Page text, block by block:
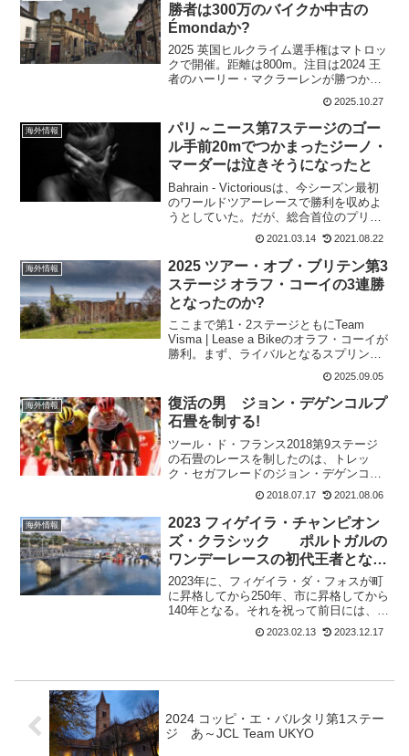
勝者は300万のバイクか中古の
Émondaか?
2025 英国ヒルクライム選手権はマトロッ
クで開催。距離は800m。注目は2024 王
者のハーリー・マクラーレンが勝つか、
タデイ・ポガチャルをイベントで破った
アンドリュー・フレーザーが勝つか注目
だった。2025 英国ヒルクライム選手
権 ...
2025.10.27
海外情報
パリ～ニース第7ステージのゴー
ル手前20mでつかまったジーノ・
マーダーは泣きそうになったと
Bahrain - Victoriousは、今シーズン最初
のワールドツアーレースで勝利を収めよ
うとしていた。だが、総合首位のプリモ
シュ・ログリッチが自らそれを阻止し
た。ジーノ・マーダーは、フィニッシュ
から20mの地点でワールドツアー初勝利
を...
2021.03.14 2021.08.22
海外情報
2025 ツアー・オブ・ブリテン第3
ステージ オラフ・コーイの3連勝
となったのか?
ここまで第1・2ステージともにTeam
Visma | Lease a Bikeのオラフ・コーイが
勝利。まず、ライバルとなるスプリンタ
ーが少ない。あえていうならはチームメ
イトのマシュー・ブレナンか。ここもオ
ラフ・コーイの勝利となるか。第3ス...
2025.09.05
海外情報
復活の男 ジョン・デゲンコルプ
石畳を制する!
ツール・ド・フランス2018第9ステージ
の石畳のレースを制したのは、トレッ
ク・セガフレードのジョン・デゲンコル
プだった。彼は、この2年間事故や膝のケ
ガにより、中々元の力強さを戻していな
かった。今回の石畳みのレースを制した
影には、彼の乗ったT...
2018.07.17 2021.08.06
海外情報
2023 フィゲイラ・チャンピオン
ズ・クラシック ポルトガルの
ワンデーレースの初代王者となっ
たのは?
2023年に、フィゲイラ・ダ・フォスが町
に昇格してから250年、市に昇格してから
140年となる。それを祝って前日には、一
般向けのチャンピオンズデイのイベント
が開催。フィゲイラ・チャンピオンズ・
2023.02.13 2023.12.17
2024 コッピ・エ・バルタリ第1ステー
ジ あ～JCL Team UKYO